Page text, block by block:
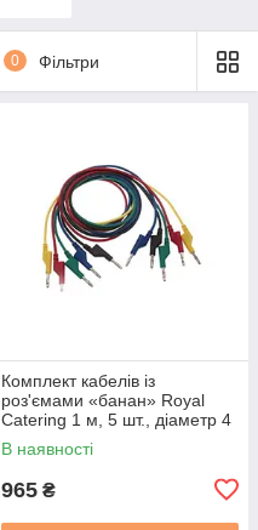
0 Фільтри
Комплект кабелів із
роз'ємами «банан» Royal
Catering 1 м, 5 шт., діаметр 4
мм, червоний, жовтий,
зелений, синій,
В наявності
965 ₴